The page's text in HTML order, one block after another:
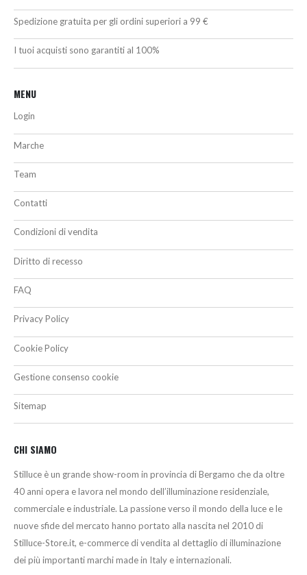
Spedizione gratuita per gli ordini superiori a 99 €
I tuoi acquisti sono garantiti al 100%
MENU
Login
Marche
Team
Contatti
Condizioni di vendita
Diritto di recesso
FAQ
Privacy Policy
Cookie Policy
Gestione consenso cookie
Sitemap
CHI SIAMO
Stilluce è un grande show-room in provincia di Bergamo che da oltre
40 anni opera e lavora nel mondo dell’illuminazione residenziale,
commerciale e industriale. La passione verso il mondo della luce e le
nuove sfide del mercato hanno portato alla nascita nel 2010 di
Stilluce-Store.it, e-commerce di vendita al dettaglio di illuminazione
dei più importanti marchi made in Italy e internazionali.